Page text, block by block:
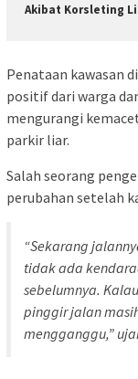
Akibat Korsleting
Penataan kawasan
positif dari warga
mengurangi
parkir liar.
Salah seorang
perubahan setelah
“Sekarang
tidak ada
sebelumnya.
pinggir jalan
mengganggu,”